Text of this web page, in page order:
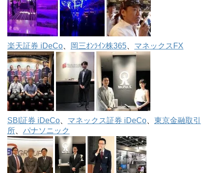
楽天証券 iDeCo 岡三ｵﾝﾗｲﾝ株365 マネックスFX
SBI証券 iDeCo マネックス証券 iDeCo
東京金融取引
所
パナソニック